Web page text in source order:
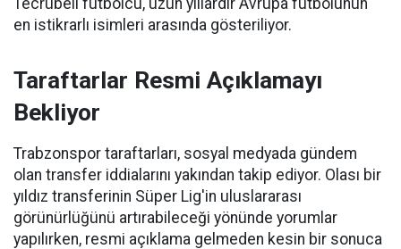
Tecrübeli futbolcu, uzun yıllardır Avrupa futbolunun
en istikrarlı isimleri arasında gösteriliyor.
Taraftarlar Resmi Açıklamayı
Bekliyor
Trabzonspor taraftarları, sosyal medyada gündem
olan transfer iddialarını yakından takip ediyor. Olası bir
yıldız transferinin Süper Lig'in uluslararası
görünürlüğünü artırabileceği yönünde yorumlar
yapılırken, resmi açıklama gelmeden kesin bir sonuca